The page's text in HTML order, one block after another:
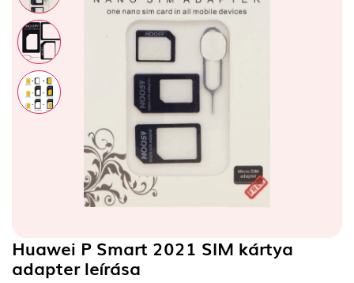
Huawei P Smart 2021 SIM kártya
adapterleírása